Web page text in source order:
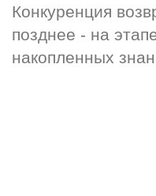
Конкуренция
позднее - на
накопленных